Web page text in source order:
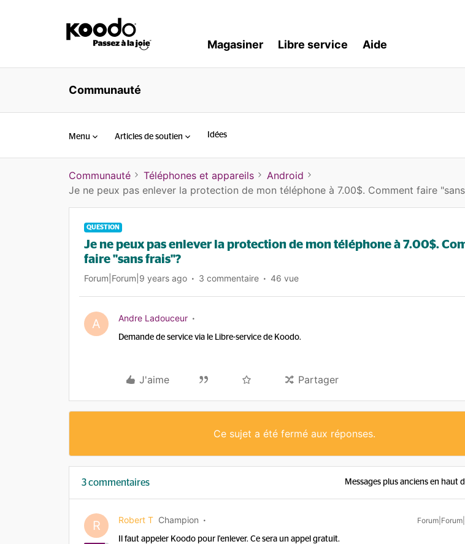
Magasiner Libre service Aide
Communauté
Menu Articles de soutien Idées
Communauté Téléphones et appareils
Android
Je ne peux pas enlever la protection de mon téléphone à 7.00$. Comment faire
QUESTION
Je ne peux pas enlever la protection de mon téléphone à 7.00$.
faire "sans frais"?
Forum|Forum|9 years ago 3 commentaire 46 vue
A Andre Ladouceur
Demande de service via le Libre-service de Koodo.
J'aime Partager
Ce sujet a été fermé aux réponses.
3 commentaires Messages plus anciens en haut
R Robert T Champion
Il faut appeler Koodo pour l'enlever. Ce sera un appel gratuit.